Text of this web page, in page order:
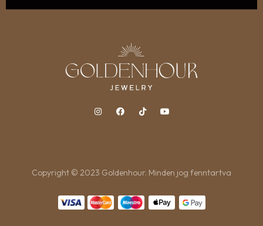
Copyright © 2023 Goldenhour. Minden jog fenntartva